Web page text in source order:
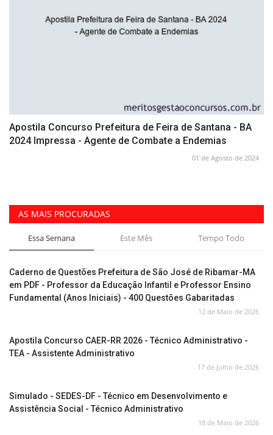
Apostila Concurso Prefeitura de Feira de Santana - BA
2024 Impressa - Agente de Combate a Endemias
01 de Agosto de 2024
AS MAIS PROCURADAS
Essa Semana Este Mês Tempo Todo
Caderno de Questões Prefeitura de São José de Ribamar-MA
em PDF - Professor da Educação Infantil e Professor Ensino
Fundamental (Anos Iniciais) - 400 Questões Gabaritadas
12 de Maio de 2026
Apostila Concurso CAER-RR 2026 - Técnico Administrativo -
TEA - Assistente Administrativo
17 de Julho de 2026
Simulado - SEDES-DF - Técnico em Desenvolvimento e
Assistência Social - Técnico Administrativo
18 de Maio de 2026